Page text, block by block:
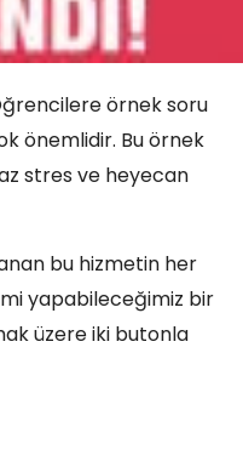
örnek soru
önemlidir. Bu örnek
stres ve heyecan
bu hizmetin her
yapabileceğimiz bir
üzere iki butonla